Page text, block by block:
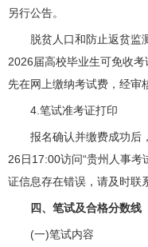
另行公告。
脱贫人口和防止返贫监测
2026届高校毕业生可免收
先在网上缴纳考试费，经审
4.笔试准考证打印
报名确认并缴费成功后
26日17:00访问“贵州人事考
证信息存在错误，请及时联
四、笔试及合格分数线
(一)笔试内容